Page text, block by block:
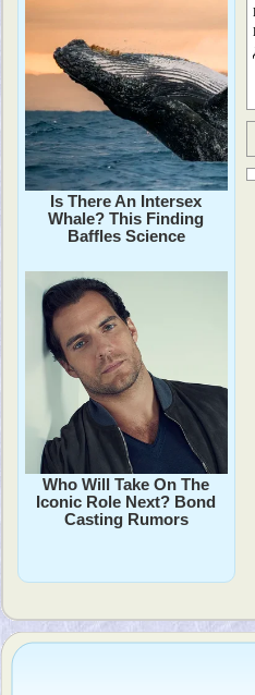
Is There An Intersex
Whale? This Finding
Baffles Science
Who Will Take On The
Iconic Role Next? Bond
Casting Rumors